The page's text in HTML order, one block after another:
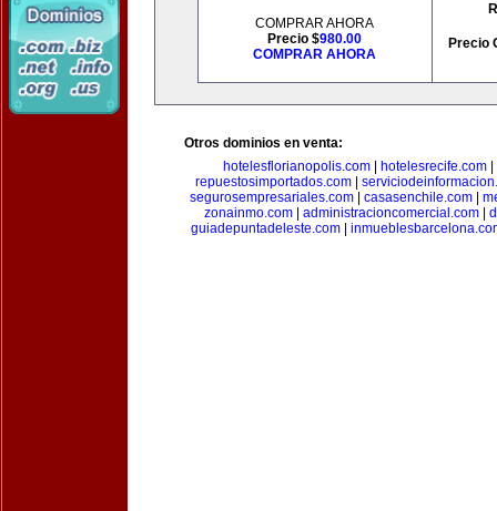
COMPRAR AHORA
Precio $980.00
COMPRAR AHORA
Precio
Otros dominios en venta:
hotelesflorianopolis.com| hotelesrecife.com|
repuestosimportados.com|
segurosempresariales.com| casasenchile.com|
zonainmo.com
administracioncomercial.com
guiadepuntadeleste.com|